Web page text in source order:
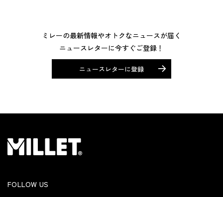
ミレーの最新情報やオトクなニュースが届く
ニュースレターに今すぐご登録！
ニュースレターに登録
FOLLOW US